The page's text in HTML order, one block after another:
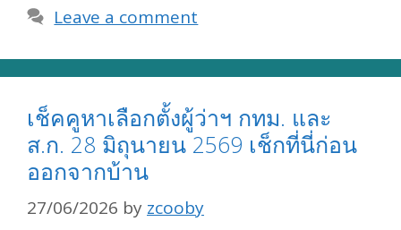
Leave a comment
เช็คคูหาเลือกตั้งผู้ว่าฯ กทม. และ
ส.ก. 28 มิถุนายน 2569 เช็กที่นี่ก่อน
ออกจากบ้าน
27/06/2026 by zcooby